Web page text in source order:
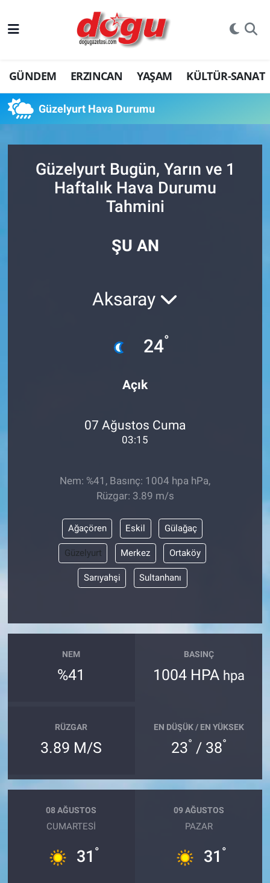
GÜNDEM ERZINCAN YAŞAM KÜLTÜR-SANAT
Güzelyurt Hava Durumu
Güzelyurt Bugün, Yarın ve 1
Haftalık Hava Durumu
Tahmini
ŞU AN
Aksaray
24°
Açık
07 Ağustos Cuma
03:15
Nem: %41, Basınç: 1004 hpa hPa,
Rüzgar: 3.89 m/s
Ağaçören Eskil Gülağaç
Güzelyurt Merkez Ortaköy
Sarıyahşi Sultanhanı
NEM
%41
BASINÇ
1004 HPA hpa
RÜZGAR
3.89 M/S
EN DÜŞÜK / EN YÜKSEK
23° / 38°
08 AĞUSTOS
CUMARTESI
31 °
09 AĞUSTOS
PAZAR
31 °
ERZINCAN
GÜNDEM
ERZİNCAN FOTOĞRAFLARI
EĞİTİM
KÜLTÜR-SANAT